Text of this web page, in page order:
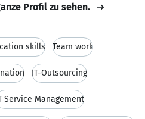
Profil zu sehen.
skills Team work
IT-Outsourcing
Service Management